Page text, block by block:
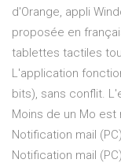
d'Orange, appli
proposée en
tablettes tactiles
L'application
bits), sans conflit.
Moins de un Mo
Notification mail
Notification mail